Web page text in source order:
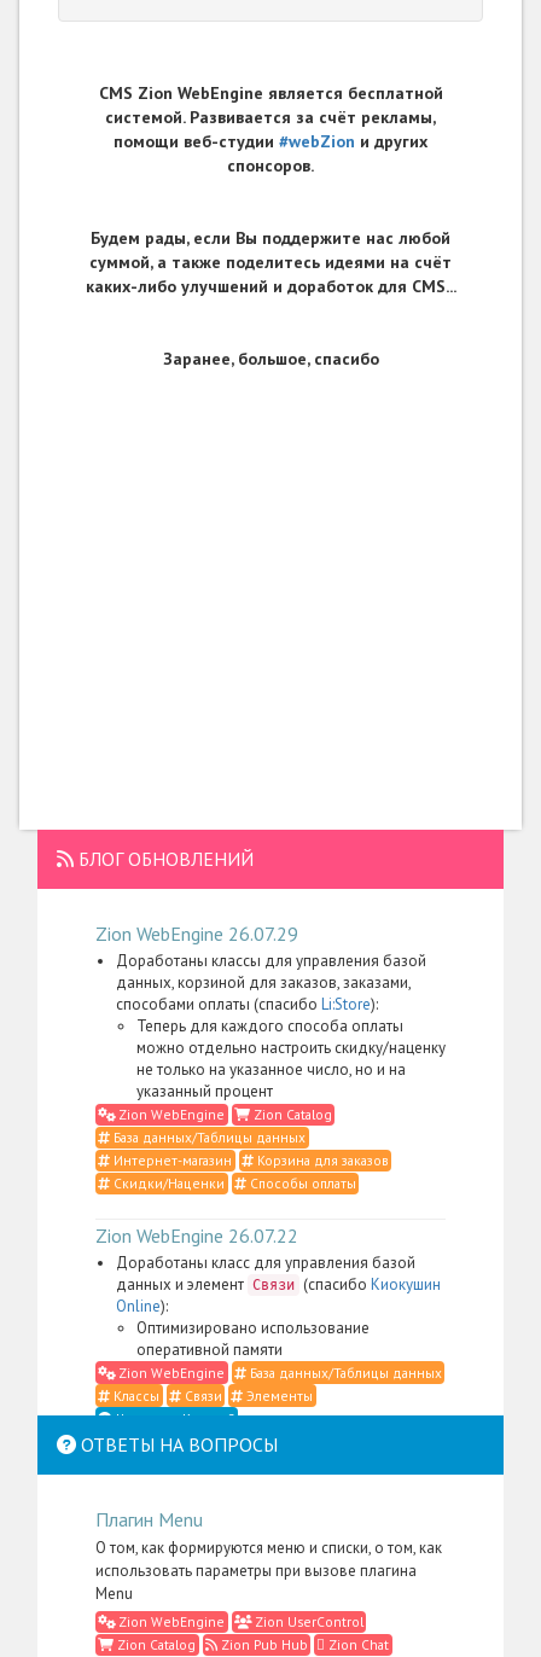
CMS Zion WebEngine является бесплатной
системой. Развивается за счёт рекламы,
помощи веб-студии #webZion и других
спонсоров.
Будем рады, если Вы поддержите нас любой
суммой, а также поделитесь идеями на счёт
каких-либо улучшений и доработок для CMS...
Заранее, большое, спасибо
БЛОГ ОБНОВЛЕНИЙ
Zion WebEngine 26.07.29
Доработаны классы для управления базой
данных, корзиной для заказов, заказами,
способами оплаты (спасибо Li:Store):
Теперь для каждого способа оплаты
можно отдельно настроить скидку/наценку
не только на указанное число, но и на
указанный процент
Zion WebEngine
Zion Catalog
База данных/Таблицы данных
Интернет-магазин
Корзина для заказов
Скидки/Наценки
Способы оплаты
Zion WebEngine 26.07.22
Доработаны класс для управления базой
данных и элемент Связи (спасибо Киокушин
Online):
Оптимизировано использование
оперативной памяти
Zion WebEngine
База данных/Таблицы данных
Классы
Связи
Элементы
Что такое Классы?
Zion WebEngine 26.07.21
контентом, элемент
меню администратора для пакета Zion
, а также административные
скрипты и CSS-определения (спасибо
случаях, когда в административном
интерфейсе нужно отобразить
ОТВЕТЫ НА ВОПРОСЫ
Плагин Menu
О том, как формируются меню и списки, о том, как
использовать параметры при вызове плагина
Menu
Zion WebEngine
Zion UserControl
Zion Catalog
Zion Pub Hub Zion Chat